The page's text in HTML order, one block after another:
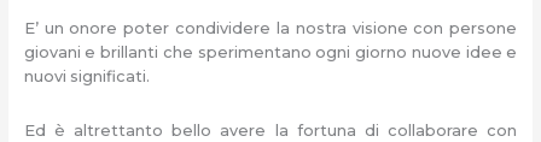
E’ un onore poter condividere la nostra visione con persone
giovani e brillanti che sperimentano ogni giorno nuove idee e
nuovi significati.
Ed è altrettanto bello avere la fortuna di collaborare con